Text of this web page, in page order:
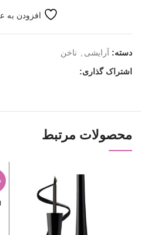
افزودن به
دسته: آرایشی
ناخن
اشتراک گذاری:
محصولات مرتبط